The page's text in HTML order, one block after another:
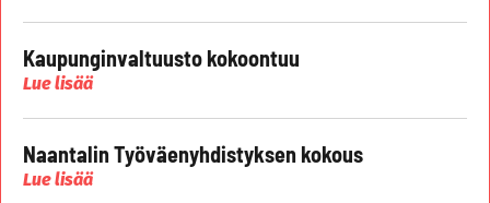
Kaupunginvaltuusto kokoontuu
Lue lisää
Naantalin Työväenyhdistyksen kokous
Lue lisää